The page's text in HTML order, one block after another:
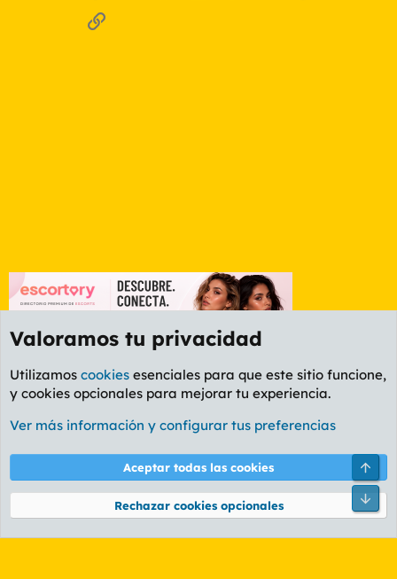
Enlace
Foro General
Cookies
PL OLDSTYLE AMARILLO
Términos y reglas Política de privacidad Ayuda
Community platform by XenForo® © 2010-2026 XenForo Ltd.
Valoramos tu privacidad
Utilizamos cookies esenciales para que este sitio funcione,
y cookies opcionales para mejorar tu experiencia.
Ver más información y configurar tus preferencias
Aceptar todas las cookies
Rechazar cookies opcionales
Pie